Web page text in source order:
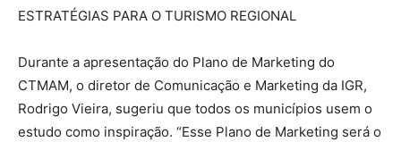
ESTRATÉGIAS PARA O TURISMO REGIONAL
Durante a apresentação do Plano de Marketing do
CTMAM, o diretor de Comunicação e Marketing da IGR,
Rodrigo Vieira, sugeriu que todos os municípios usem o
estudo como inspiração. “Esse Plano de Marketing será o